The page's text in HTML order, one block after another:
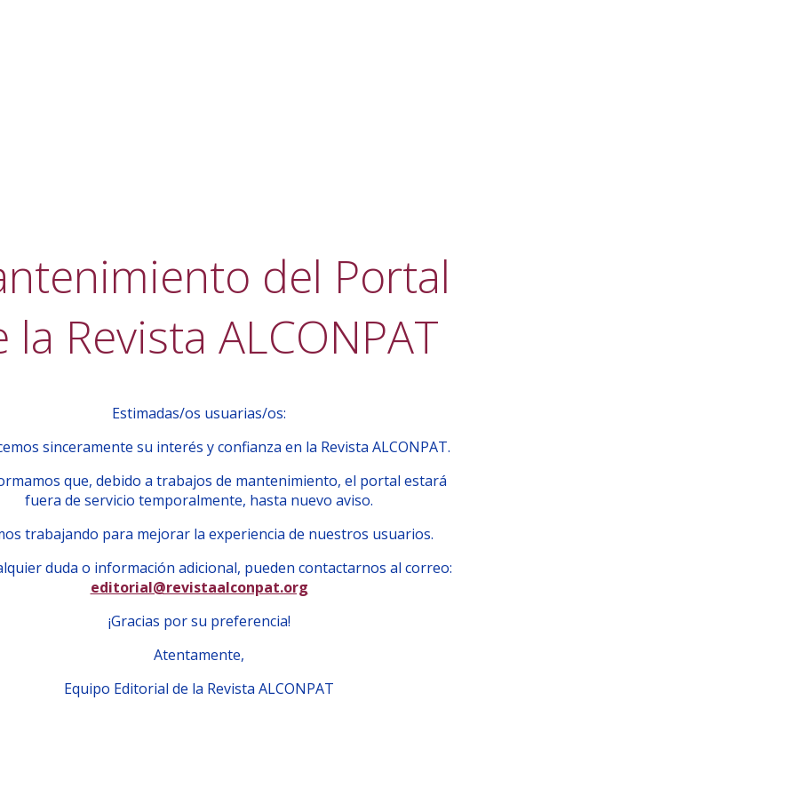
del Portal
la Revista ALCONPAT
Estimadas/os usuarias/os:
sinceramente su interés y confianza en la Revista ALCONPAT.
que, debido a trabajos de mantenimiento, el portal estará
fuera de servicio temporalmente, hasta nuevo aviso.
trabajando para mejorar la experiencia de nuestros usuarios.
duda o información adicional, pueden contactarnos al correo:
editorial@revistaalconpat.org
¡Gracias por su preferencia!
Atentamente,
Equipo Editorial de la Revista ALCONPAT